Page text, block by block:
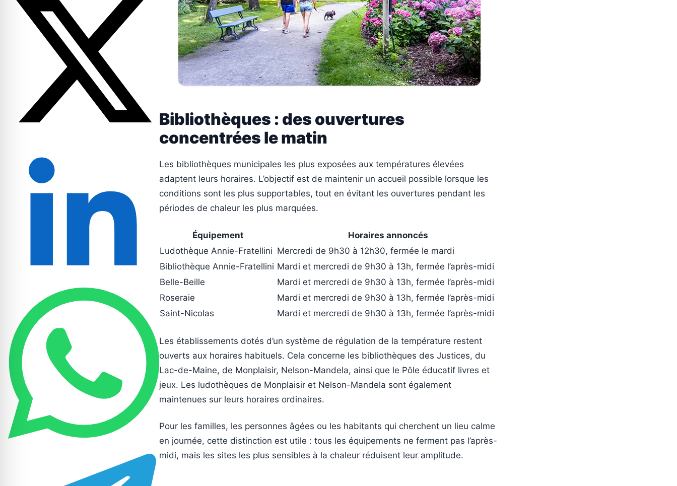
Bibliothèques : des ouvertures
concentrées le matin
Les bibliothèques municipales les plus exposées aux températures élevées
adaptent leurs horaires. L’objectif est de maintenir un accueil possible lorsque les
conditions sont les plus supportables, tout en évitant les ouvertures pendant les
périodes de chaleur les plus marquées.
Équipement
Horaires annoncés
Ludothèque Annie-Fratellini Mercredi de 9h30 à 12h30, fermée le mardi
Bibliothèque Annie-Fratellini Mardi et mercredi de 9h30 à 13h, fermée l’après-midi
Belle-Beille
Mardi et mercredi de 9h30 à 13h, fermée l’après-midi
Roseraie
Mardi et mercredi de 9h30 à 13h, fermée l’après-midi
Saint-Nicolas
Mardi et mercredi de 9h30 à 13h, fermée l’après-midi
Les établissements dotés d’un système de régulation de la température restent
ouverts aux horaires habituels. Cela concerne les bibliothèques des Justices, du
Lac-de-Maine, de Monplaisir, Nelson-Mandela, ainsi que le Pôle éducatif livres et
jeux. Les ludothèques de Monplaisir et Nelson-Mandela sont également
maintenues sur leurs horaires ordinaires.
Pour les familles, les personnes âgées ou les habitants qui cherchent un lieu calme
en journée, cette distinction est utile : tous les équipements ne ferment pas l’après-
midi, mais les sites les plus sensibles à la chaleur réduisent leur amplitude.